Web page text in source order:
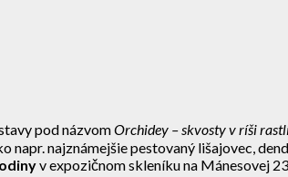
pod názvomOrchidey – skvosty v ríši
najznámejšie pestovaný lišajovec,
v expozičnom skleníku na Mánesovej